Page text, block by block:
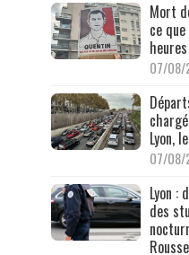
Mort
ce
07/08/
Lyon,
07/08/
Lyon :
des
Rousse